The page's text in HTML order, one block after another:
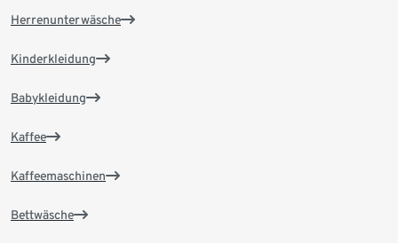
Herrenunterwäsche
Kinderkleidung
Babykleidung
Kaffee
Kaffeemaschinen
Bettwäsche